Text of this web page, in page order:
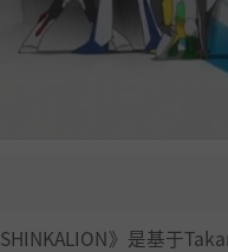
》是基于